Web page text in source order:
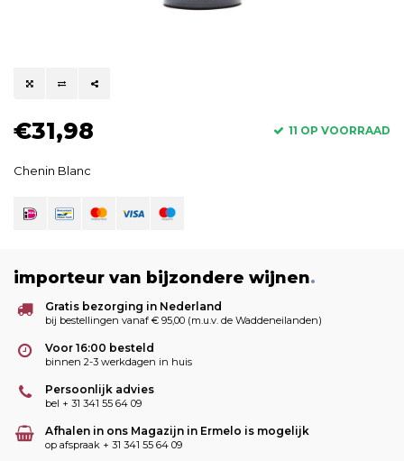
€31,98 11 OP VOORRAAD
Chenin Blanc
importeur van bijzondere wijnen.
Gratis bezorging in Nederland
bij bestellingen vanaf € 95,00 (m.u.v. de Waddeneilanden)
Voor 16:00 besteld
binnen 2-3 werkdagen in huis
Persoonlijk advies
bel + 31 341 55 64 09
Afhalen in ons Magazijn in Ermelo is mogelijk
op afspraak + 31 341 55 64 09